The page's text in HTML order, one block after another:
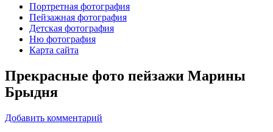
Портретная фотография
Пейзажная фотография
Детская фотография
Ню фотография
Карта сайта
Прекрасные фото пейзажи Марины
Брыдня
Добавить комментарий